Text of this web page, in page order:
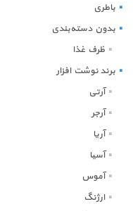
باطری
بدون دسته‌بندی
ظرف غذا
برند نوشت افزار
آرتی
آرجر
آریا
آسیا
آموس
ارژنگ